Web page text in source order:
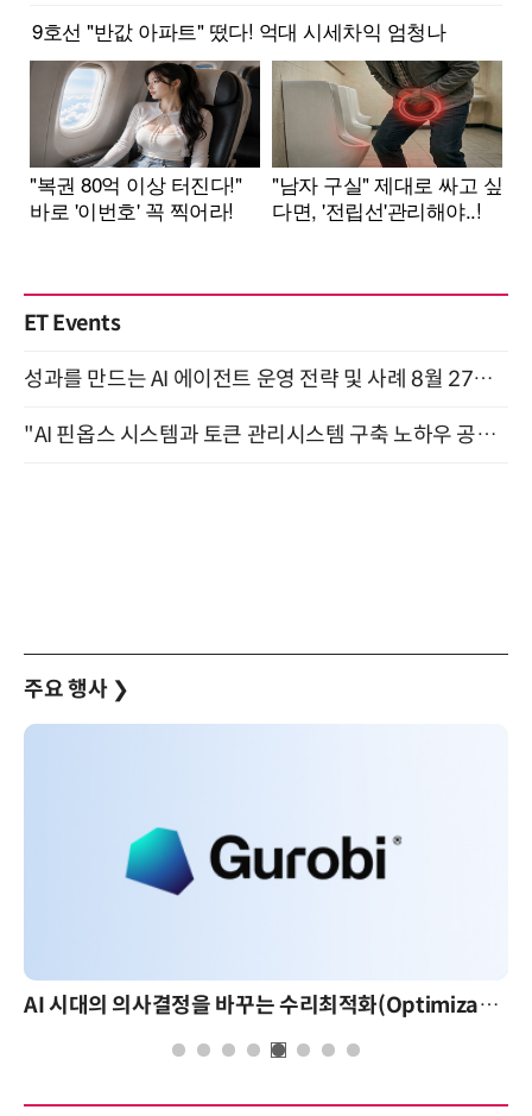
ET Events
성과를 만드는 AI 에이전트 운영 전략 및 사례 8월 27일 개최
"AI 핀옵스 시스템과 토큰 관리시스템 구축 노하우 공개" 잠실 한국광고문화회관 2층 대회의실 (8/21)
주요 행사 ❯
AI 시대의 의사결정을 바꾸는 수리최적화(Optimization): 실제 산업 적용 사례와 활용 전략